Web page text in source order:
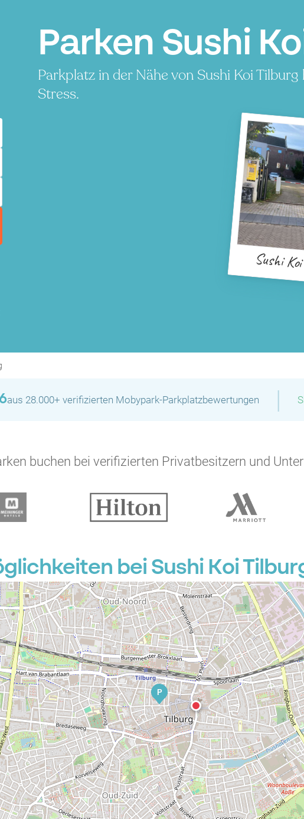
Parken Sushi
Parkplatz in der Nähe von Sushi Koi
Stress.
Sushi
aus 28.000+ verifizierten Mobypark-Parkplatzbewertungen |
buchen bei verifizierten Privatbesitzern und
bei Sushi Koi
P